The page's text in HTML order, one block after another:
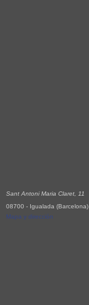
Sant Antoni Maria Claret, 11
08700 - Igualada (Barcelona)
Mapa y dirección